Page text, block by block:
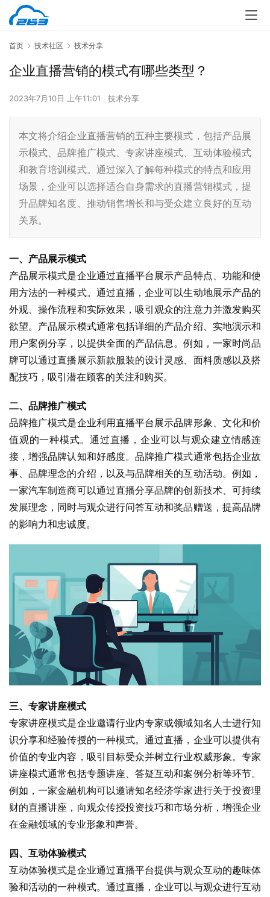
首页 技术社区 技术分享
企业直播营销的模式有哪些类型？
2023年7月10日 上午11:01 技术分享
本文将介绍企业直播营销的五种主要模式，包括产品展
示模式、品牌推广模式、专家讲座模式、互动体验模式
和教育培训模式。通过深入了解每种模式的特点和应用
场景，企业可以选择适合自身需求的直播营销模式，提
升品牌知名度、推动销售增长和与受众建立良好的互动
关系。
一、产品展示模式
产品展示模式是企业通过直播平台展示产品特点、功能和使
用方法的一种模式。通过直播，企业可以生动地展示产品的
外观、操作流程和实际效果，吸引观众的注意力并激发购买
欲望。产品展示模式通常包括详细的产品介绍、实地演示和
用户案例分享，以提供全面的产品信息。例如，一家时尚品
牌可以通过直播展示新款服装的设计灵感、面料质感以及搭
配技巧，吸引潜在顾客的关注和购买。
二、品牌推广模式
品牌推广模式是企业利用直播平台展示品牌形象、文化和价
值观的一种模式。通过直播，企业可以与观众建立情感连
接，增强品牌认知和好感度。品牌推广模式通常包括企业故
事、品牌理念的介绍，以及与品牌相关的互动活动。例如，
一家汽车制造商可以通过直播分享品牌的创新技术、可持续
发展理念，同时与观众进行问答互动和奖品赠送，提高品牌
的影响力和忠诚度。
三、专家讲座模式
专家讲座模式是企业邀请行业内专家或领域知名人士进行知
识分享和经验传授的一种模式。通过直播，企业可以提供有
价值的专业内容，吸引目标受众并树立行业权威形象。专家
讲座模式通常包括专题讲座、答疑互动和案例分析等环节。
例如，一家金融机构可以邀请知名经济学家进行关于投资理
财的直播讲座，向观众传授投资技巧和市场分析，增强企业
在金融领域的专业形象和声誉。
四、互动体验模式
互动体验模式是企业通过直播平台提供与观众互动的趣味体
验和活动的一种模式。通过直播，企业可以与观众进行互动